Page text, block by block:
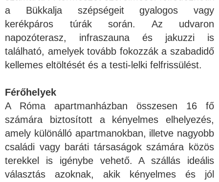
a Bükkalja szépségeit gyalogos vagy
kerékpáros túrák során. Az udvaron
napozóterasz, infraszauna és jakuzzi is
található, amelyek tovább fokozzák a szabadidő
kellemes eltöltését és a testi-lelki felfrissülést.
Férőhelyek
A Róma apartmanházban összesen 16 fő
számára biztosított a kényelmes elhelyezés,
amely különálló apartmanokban, illetve nagyobb
családi vagy baráti társaságok számára közös
terekkel is igénybe vehető. A szállás ideális
választás azoknak, akik kényelmes és jól